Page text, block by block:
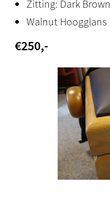
Zitting: Dark Brown
Walnut Hoogglans
€250,-